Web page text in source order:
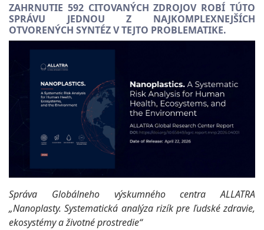
ZAHRNUTIE 592 CITOVANÝCH ZDROJOV ROBÍ TÚTO
SPRÁVU JEDNOU Z NAJKOMPLEXNEJŠÍCH
OTVORENÝCH SYNTÉZ V TEJTO PROBLEMATIKE.
Správa Globálneho výskumného centra ALLATRA
„Nanoplasty. Systematická analýza rizík pre ľudské zdravie,
ekosystémy a životné prostredie“